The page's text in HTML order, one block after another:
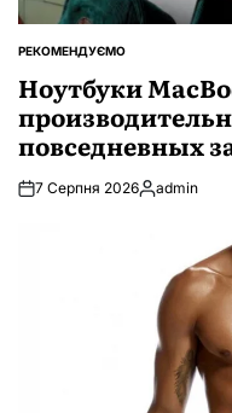
ОПУБЛІКУВАТИ
РЕКОМЕНДУЄМО
Ноутбуки
повседневных
7 Серпня 2026Опубліковано
admin